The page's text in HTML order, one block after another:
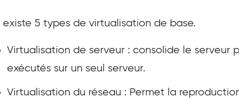
Il existe 5 types de virtualisation de base.
Virtualisation de serveur : consolide le serveur
exécutés sur un seul serveur.
Virtualisation du réseau : Permet la